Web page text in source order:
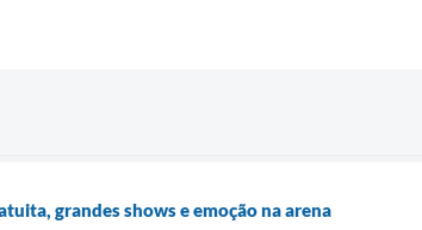
grandes shows e emoção na arena